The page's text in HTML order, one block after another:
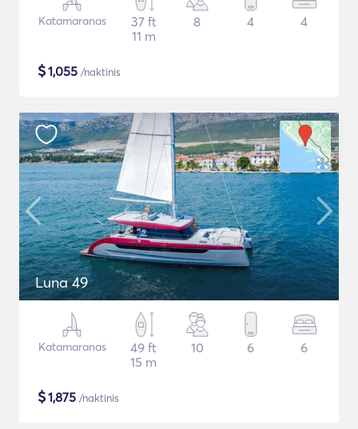
Katamaranas
37 ft
11 m
8 4 4
$1,055 /naktinis
Luna 49
Katamaranas
49 ft
15 m
10 6 6
$1,875 /naktinis